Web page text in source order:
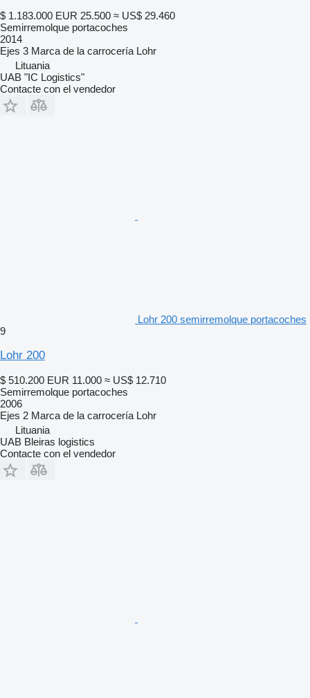
$ 1.183.000 EUR 25.500 ≈ US$ 29.460
Semirremolque portacoches
2014
Ejes 3 Marca de la carrocería Lohr
Lituania
UAB "IC Logistics"
Contacte con el vendedor
Lohr 200 semirremolque portacoches
9
Lohr 200
$ 510.200 EUR 11.000 ≈ US$ 12.710
Semirremolque portacoches
2006
Ejes 2 Marca de la carrocería Lohr
Lituania
UAB Bleiras logistics
Contacte con el vendedor